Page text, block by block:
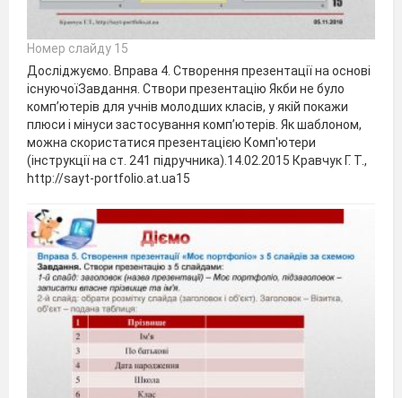
Номер слайду 15
Досліджуємо. Вправа 4. Створення презентації на основі
існуючоїЗавдання. Створи презентацію Якби не було
комп’ютерів для учнів молодших класів, у якій покажи
плюси і мінуси застосування комп’ютерів. Як шаблоном,
можна скористатися презентацією Комп'ютери
(інструкції на ст. 241 підручника).14.02.2015 Кравчук Г. Т.,
http://sayt-portfolio.at.ua15